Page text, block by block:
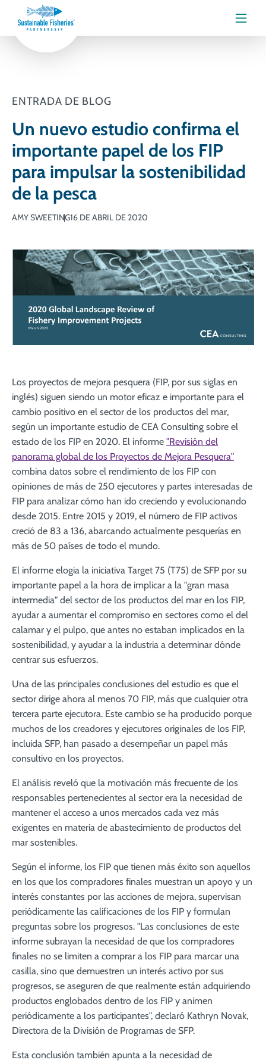
Menú
ENTRADA DE BLOG
Un nuevo estudio confirma el
importante papel de los FIP
para impulsar la sostenibilidad
de la pesca
AMY SWEETING16 DE ABRIL DE 2020
Los proyectos de mejora pesquera (FIP, por sus siglas en
inglés) siguen siendo un motor eficaz e importante para el
cambio positivo en el sector de los productos del mar,
según un importante estudio de CEA Consulting sobre el
estado de los FIP en 2020. El informe "Revisión del
panorama global de los Proyectos de Mejora Pesquera"
combina datos sobre el rendimiento de los FIP con
opiniones de más de 250 ejecutores y partes interesadas de
FIP para analizar cómo han ido creciendo y evolucionando
desde 2015. Entre 2015 y 2019, el número de FIP activos
creció de 83 a 136, abarcando actualmente pesquerías en
más de 50 países de todo el mundo.
El informe elogia la iniciativa Target 75 (T75) de SFP por su
importante papel a la hora de implicar a la "gran masa
intermedia" del sector de los productos del mar en los FIP,
ayudar a aumentar el compromiso en sectores como el del
calamar y el pulpo, que antes no estaban implicados en la
sostenibilidad, y ayudar a la industria a determinar dónde
centrar sus esfuerzos.
Una de las principales conclusiones del estudio es que el
sector dirige ahora al menos 70 FIP, más que cualquier otra
tercera parte ejecutora. Este cambio se ha producido porque
muchos de los creadores y ejecutores originales de los FIP,
incluida SFP, han pasado a desempeñar un papel más
consultivo en los proyectos.
El análisis reveló que la motivación más frecuente de los
responsables pertenecientes al sector era la necesidad de
mantener el acceso a unos mercados cada vez más
exigentes en materia de abastecimiento de productos del
mar sostenibles.
Según el informe, los FIP que tienen más éxito son aquellos
en los que los compradores finales muestran un apoyo y un
interés constantes por las acciones de mejora, supervisan
periódicamente las calificaciones de los FIP y formulan
preguntas sobre los progresos. "Las conclusiones de este
informe subrayan la necesidad de que los compradores
finales no se limiten a comprar a los FIP para marcar una
casilla, sino que demuestren un interés activo por sus
progresos, se aseguren de que realmente están adquiriendo
productos englobados dentro de los FIP y animen
periódicamente a los participantes", declaró Kathryn Novak,
Directora de la División de Programas de SFP.
Esta conclusión también apunta a la necesidad de